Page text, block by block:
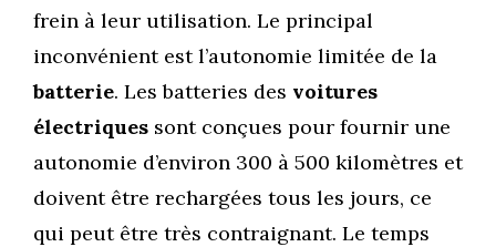
frein à leur utilisation. Le principal
inconvénient est l’autonomie limitée de la
batterie. Les batteries des voitures
électriques sont conçues pour fournir une
autonomie d’environ 300 à 500 kilomètres et
doivent être rechargées tous les jours, ce
qui peut être très contraignant. Le temps